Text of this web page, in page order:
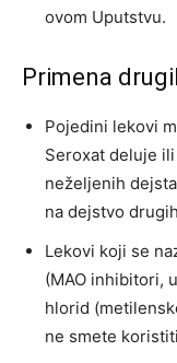
ovom Uputstvu.
Primena
Pojedini lekovi
Seroxat deluje
neželjenih
na dejstvo
Lekovi koji se
(MAO inhibitori,
hlorid
ne smete